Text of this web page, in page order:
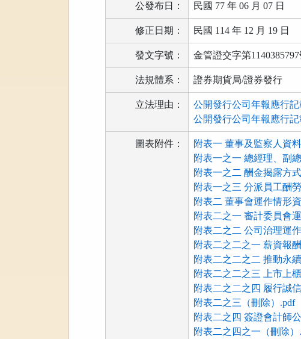
公發布日： 民國 77 年 06 月 07 日
修正日期： 民國 114 年 12 月 19 日
發文字號： 金管證交字第
法規體系： 證券期貨局/證券發行
立法理由：
公開發行公司年報應行
公開發行公司年報應行
圖表附件：
附表一 董事及監察人資
附表一之一 總經理、副
附表一之二 酬金揭露方
附表一之三 分派員工酬
附表二 董事會運作情形
附表二之一 審計委員會
附表二之二 公司治理運
附表二之二之一 薪資報
附表二之二之二 推動永
附表二之二之三 上市上
附表二之二之四 履行誠
附表二之三（刪除）.pdf
附表二之四 簽證會計師
附表二之四之一（刪除）